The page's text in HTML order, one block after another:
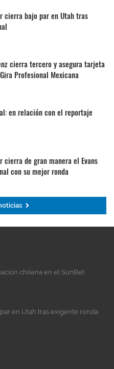
cierra bajo par en Utah tras
cierra tercero y asegura tarjeta
Profesional Mexicana
en relación con el reportaje
cierra de gran manera el Evans
con su mejor ronda
chilena en el SunBet
en Utah tras exigente ronda